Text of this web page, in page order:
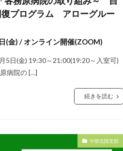
復プログラム アローグルー
(金) / オンライン開催(ZOOM)
5日(金) 19:30～21:00(19:20～入室可)
病院の […]
続きを読む
中部北陸支部